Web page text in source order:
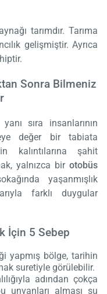
tarımdır. Tarıma
gelişmiştir. Ayrıca
Sonra Bilmeniz
sıra insanlarının
değer bir tabiata
kalıntılarına şahit
yalnızca bir otobüs
yaşanmışlık
farklı duygular
İçin 5 Sebep
yapmış bölge, tarihin
suretiyle görülebilir.
adından çokça
unvanları alması su